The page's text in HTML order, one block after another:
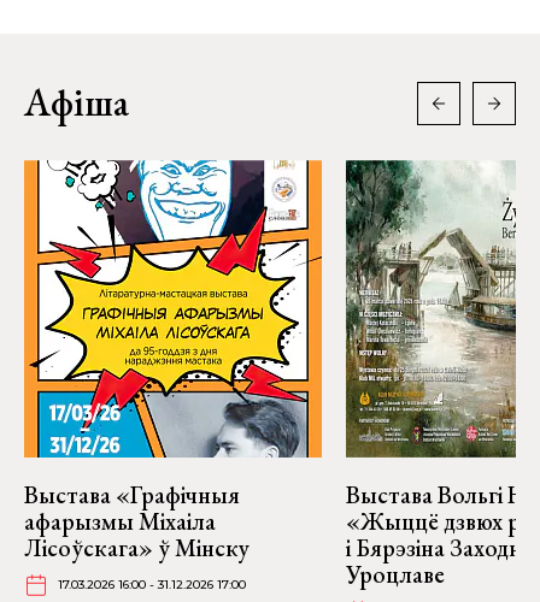
Афіша
Выстава «Графічныя
афарызмы Міхаіла
Лісоўскага» ў Мінску
17.03.2026 16:00 - 31.12.2026 17:00
Выстава Вольгі
«Жыццё дзвюх
і Бярэзіна
Уроцлаве